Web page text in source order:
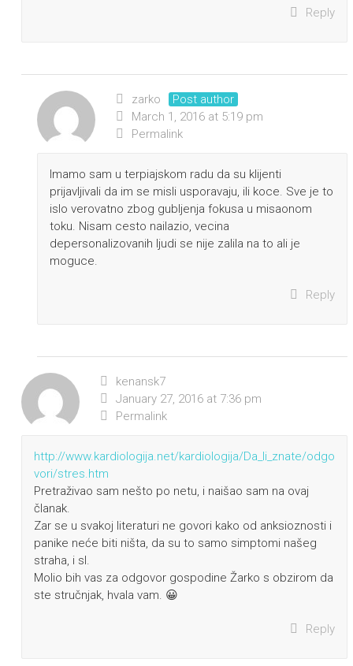
Reply
zarko
Post author
March 1, 2016 at 5:19 pm
Permalink
Imamo sam u terpiajskom radu da su klijenti
prijavljivali da im se misli usporavaju, ili koce. Sve je to
islo verovatno zbog gubljenja fokusa u misaonom
toku. Nisam cesto nailazio, vecina
depersonalizovanih ljudi se nije zalila na to ali je
moguce.
Reply
kenansk7
January 27, 2016 at 7:36 pm
Permalink
http://www.kardiologija.net/kardiologija/Da_li_znate/odgo
vori/stres.htm
Pretraživao sam nešto po netu, i naišao sam na ovaj
članak.
Zar se u svakoj literaturi ne govori kako od anksioznosti i
panike neće biti ništa, da su to samo simptomi našeg
straha, i sl.
Molio bih vas za odgovor gospodine Žarko s obzirom da
ste stručnjak, hvala vam. 😀
Reply